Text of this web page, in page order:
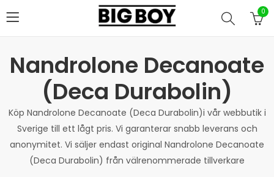
0
Nandrolone Decanoate
(Deca Durabolin)
Köp Nandrolone Decanoate (Deca Durabolin)i vår webbutik i
Sverige till ett lågt pris. Vi garanterar snabb leverans och
anonymitet. Vi säljer endast original Nandrolone Decanoate
(Deca Durabolin) från välrenommerade tillverkare